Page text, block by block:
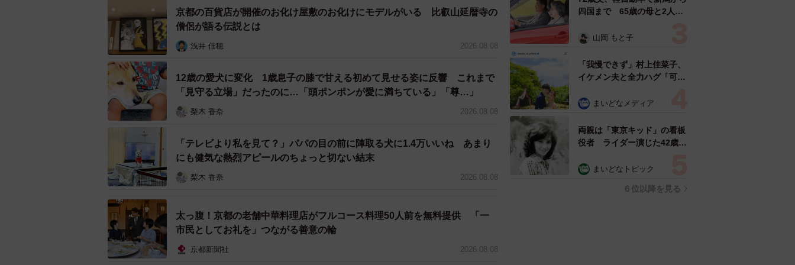
京都の百貨店が開催のお化け屋敷のお化けにモデルがいる 比叡山延暦寺の
僧侶が語る伝説とは
浅井 佳穂 2026.08.08
12歳の愛犬に変化 1歳息子の膝で甘える初めて見せる姿に反響 これまで
「見守る立場」だったのに…「頭ポンポンが愛に満ちている」「尊…」
梨木 香奈 2026.08.08
「テレビより私を見て？」パパの目の前に陣取る犬に1.4万いいね あまり
にも健気な熱烈アピールのちょっと切ない結末
梨木 香奈 2026.08.08
太っ腹！京都の老舗中華料理店がフルコース料理50人前を無料提供 「一
市民としてお礼を」つながる善意の輪
京都新聞社 2026.08.08
四国まで 65歳の母と2人で
憩まで分刻み… 「大学生で
山岡 もと子
「我慢できず」村上佳菜子、
イケメン夫と全力ハグ「可愛
まいどなメディア
両親は「東京キッド」の看板
役者 ライダー演じた42歳元
ングフォト」計画を明言
まいどなトピック
６位以降を見る